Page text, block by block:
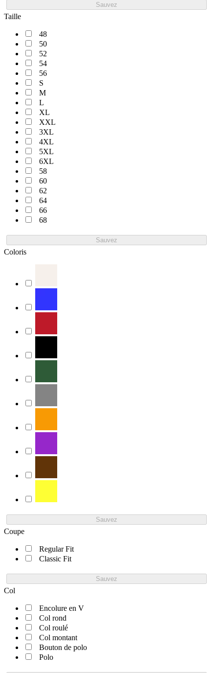
Sauvez
Taille
48
50
52
54
56
S
M
L
XL
XXL
3XL
4XL
5XL
6XL
58
60
62
64
66
68
Sauvez
Coloris
Sauvez
Coupe
Regular Fit
Classic Fit
Sauvez
Col
Encolure en V
Col rond
Col roulé
Col montant
Bouton de polo
Polo